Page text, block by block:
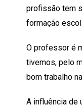
profissão tem
formação
O professor é
tivemos, pelo
bom trabalho
A influência de